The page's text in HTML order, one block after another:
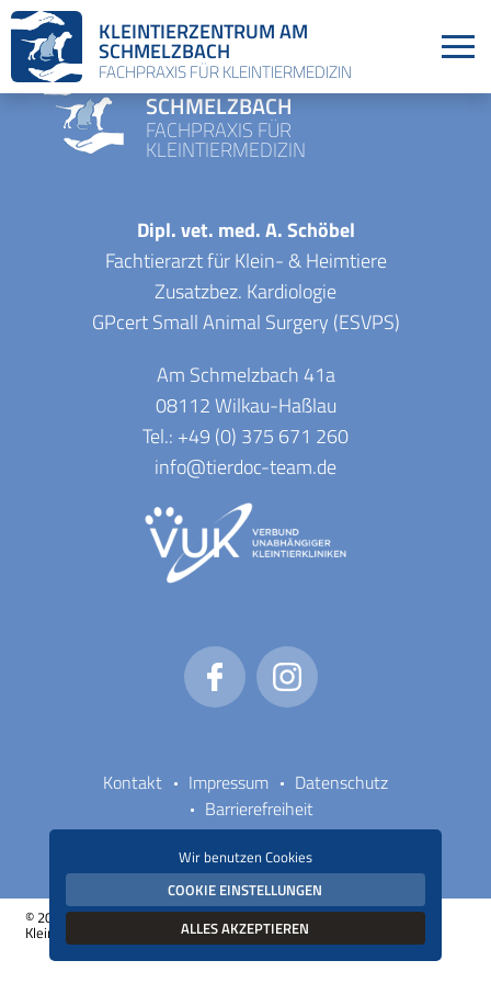
KLEINTIERZENTRUM AM
SCHMELZBACH
FACHPRAXIS FÜR KLEINTIERMEDIZIN
KLEINTIERZENTRUM AM
SCHMELZBACH
FACHPRAXIS FÜR
KLEINTIERMEDIZIN
Dipl. vet. med. A. Schöbel
Fachtierarzt für Klein- & Heimtiere
Zusatzbez. Kardiologie
GPcert Small Animal Surgery (ESVPS)
Am Schmelzbach 41a
08112 Wilkau-Haßlau
Tel.: +49 (0) 375 671 260
info@tierdoc-team.de
Kontakt Impressum
Datenschutz
Barrierefreiheit
© 2026 Kleintierzentrum am Schmelzbach - Fachpraxis für
Kleintiermedizin - Alle Rechte vorbehalten!
Wir benutzen Cookies
COOKIE EINSTELLUNGEN
ALLES AKZEPTIEREN